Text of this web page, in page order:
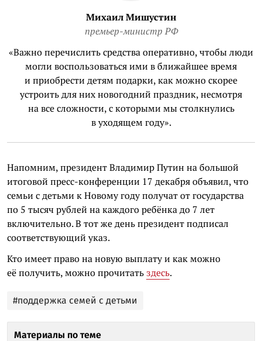
Михаил Мишустин
премьер-министр РФ
«Важно перечислить средства оперативно, чтобы люди
могли воспользоваться ими в ближайшее время
и приобрести детям подарки, как можно скорее
устроить для них новогодний праздник, несмотря
на все сложности, с которыми мы столкнулись
в уходящем году».
Напомним, президент Владимир Путин на большой
итоговой пресс-конференции 17 декабря объявил, что
семьи с детьми к Новому году получат от государства
по 5 тысяч рублей на каждого ребёнка до 7 лет
включительно. В тот же день президент подписал
соответствующий указ.
Кто имеет право на новую выплату и как можно
её получить, можно прочитать здесь.
#поддержка семей с детьми
Материалы по теме